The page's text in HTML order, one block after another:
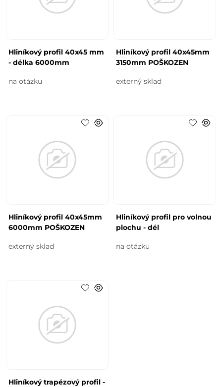
Hliníkový profil 40x45 mm
- délka 6000mm
na otázku
Hliníkový profil 40x45mm
3150mm POŠKOZEN
externý sklad
Hliníkový profil 40x45mm
6000mm POŠKOZEN
externý sklad
Hliníkový profil pro volnou
plochu - dél
na otázku
Hliníkový trapézový profil -